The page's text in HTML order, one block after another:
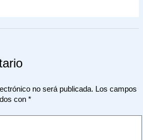
no será publicada. Los campos
con *